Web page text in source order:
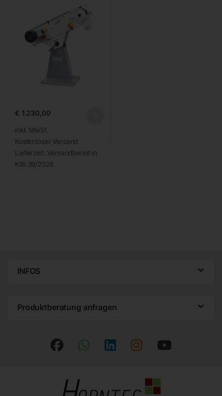
€ 1.230,00
inkl. MwSt.
Kostenloser Versand
Lieferzeit: Versandbereit in
KW 39/2026
INFOS
Produktberatung anfragen